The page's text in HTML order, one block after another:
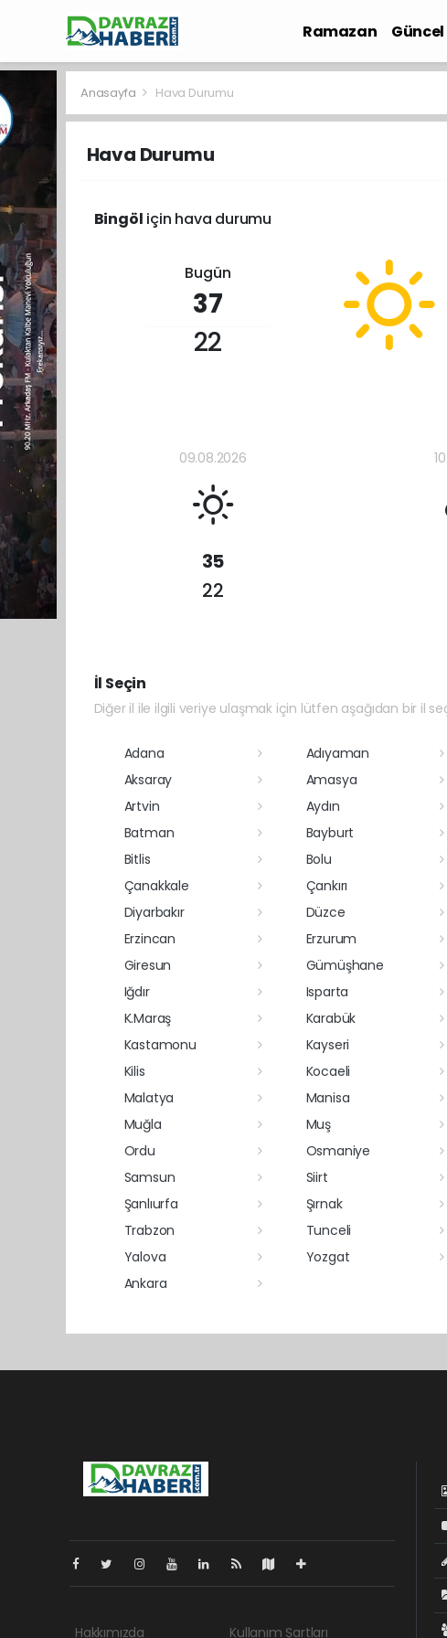
Ramazan Güncel
Anasayfa Hava Durumu
Hava Durumu
Bingöl için hava durumu
Bugün
37
22
09.08.2026
35
22
İl Seçin
Diğer il ile ilgili veriye ulaşmak için lütfen aşağıdan bir il
Adana Adıyaman
Aksaray
Amasya
Artvin
Aydın
Batman
Bayburt
Bitlis
Bolu
Çanakkale
Çankırı
Diyarbakır
Düzce
Erzincan
Erzurum
Giresun
Gümüşhane
Iğdır
Isparta
K.Maraş
Karabük
Kastamonu
Kayseri
Kilis
Kocaeli
Malatya
Manisa
Muğla
Muş
Ordu
Osmaniye
Samsun
Siirt
Şanlıurfa
Şırnak
Trabzon
Tunceli
Yalova
Yozgat
Ankara
Hakkımızda Kullanım Şartları